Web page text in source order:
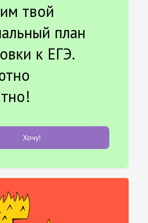
твой
план
к ЕГЭ.
Хочу!